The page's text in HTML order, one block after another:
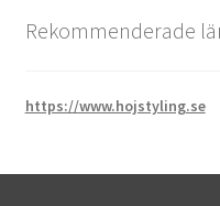
Rekommenderade
https://www.hojstyling.se